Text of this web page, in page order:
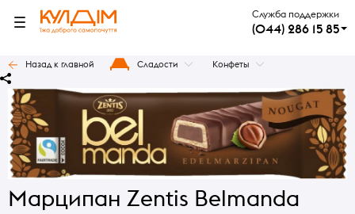
Служба поддержки
(044) 286 15 85
Назад к главной Сладости Конфеты
Марципан Zentis Belmanda